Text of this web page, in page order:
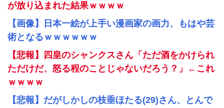
が放り込まれた結果ｗｗｗｗ
【画像】日本一絵が上手い漫画家の画力、もはや芸
術となるｗｗｗｗｗｗ
【悲報】四皇のシャンクスさん「ただ酒をかけられ
ただけだ、怒る程のことじゃないだろう？」←これ
ｗｗｗｗ
【悲報】だがしかしの枝垂ほたる(29)さん、とんで